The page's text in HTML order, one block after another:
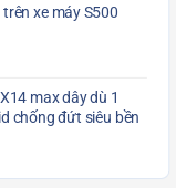
xe máy S500
max dây dù 1
chống đứt siêu bền